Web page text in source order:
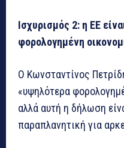
Ισχυρισμός 2: η ΕΕ
φορολογημένη
Ο Κωνσταντίνος
«υψηλότερα
αλλά αυτή η δήλωση
παραπλανητική για